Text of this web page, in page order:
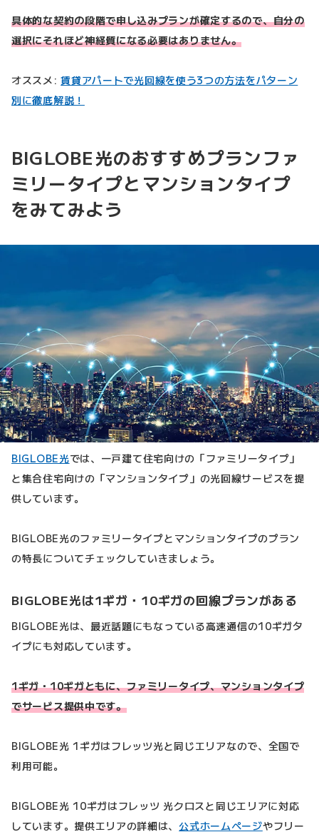
具体的な契約の段階で申し込みプランが確定するので、自分の
選択にそれほど神経質になる必要はありません。
オススメ:賃貸アパートで光回線を使う3つの方法をパターン
別に徹底解説！
BIGLOBE光のおすすめプランファ
ミリータイプとマンションタイプ
をみてみよう
BIGLOBE光では、一戸建て住宅向けの「ファミリータイプ」
と集合住宅向けの「マンションタイプ」の光回線サービスを提
供しています。
BIGLOBE光のファミリータイプとマンションタイプのプラン
の特長についてチェックしていきましょう。
BIGLOBE光は1ギガ・10ギガの回線プランがある
BIGLOBE光は、最近話題にもなっている高速通信の10ギガタ
イプにも対応しています。
1ギガ・10ギガともに、ファミリータイプ、マンションタイプ
でサービス提供中です。
BIGLOBE光 1ギガはフレッツ光と同じエリアなので、全国で
利用可能。
BIGLOBE光 10ギガはフレッツ 光クロスと同じエリアに対応
しています。提供エリアの詳細は、公式ホームページやフリー